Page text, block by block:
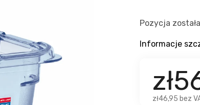
zł46,95 bez
Pozycja
Informacje